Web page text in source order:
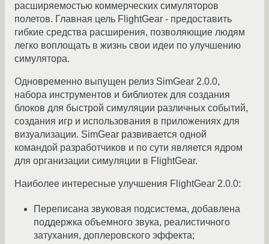
расширяемостью коммерческих симуляторов
полетов. Главная цель FlightGear - предоставить
гибкие средства расширения, позволяющие людям
легко воплощать в жизнь свои идеи по улучшению
симулятора.
Одновременно выпущен релиз SimGear 2.0.0,
набора инструментов и библиотек для создания
блоков для быстрой симуляции различных событий,
создания игр и использования в приложениях для
визуализации. SimGear развивается одной
командой разработчиков и по сути является ядром
для организации симуляции в FlightGear.
Наиболее интересные улучшения FlightGear 2.0.0:
Переписана звуковая подсистема, добавлена
поддержка объемного звука, реалистичного
затухания, доплеровского эффекта;